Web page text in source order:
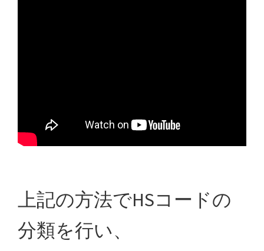
上記の方法でHSコードの
分類を行い、